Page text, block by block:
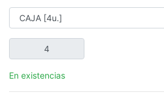
En existencias